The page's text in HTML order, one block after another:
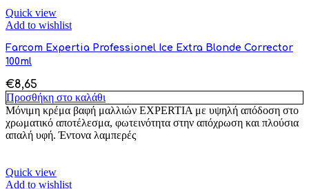
Quick view
Add to wishlist
Farcom Expertia Professionel Ice Extra Blonde Corrector
100ml
€8,65
Προσθήκη στο καλάθι
Μόνιμη κρέμα βαφή μαλλιών EXPERTIA με υψηλή απόδοση στο
χρωματικό αποτέλεσμα, φωτεινότητα στην απόχρωση και πλούσια
απαλή υφή. Έντονα λαμπερές
Quick view
Add to wishlist